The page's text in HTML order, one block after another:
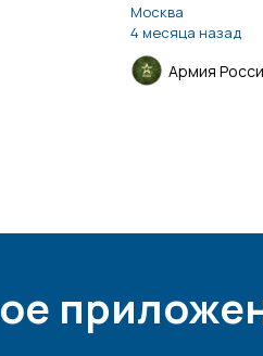
Москва
4 месяца назад
Армия